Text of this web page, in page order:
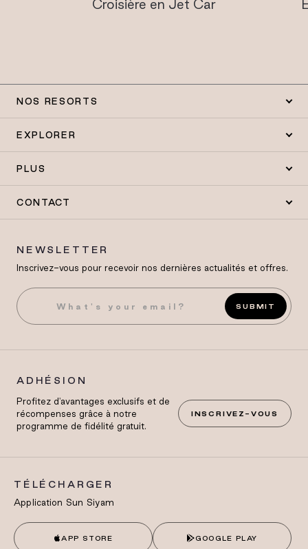
Croisière en Jet Car
NOS RESORTS
EXPLORER
PLUS
CONTACT
NEWSLETTER
Inscrivez-vous pour recevoir nos dernières actualités et offres.
SUBMIT
ADHÉSION
Profitez d'avantages exclusifs et de
récompenses grâce à notre
programme de fidélité gratuit.
INSCRIVEZ-VOUS
TÉLÉCHARGER
Application Sun Siyam
APP STORE GOOGLE PLAY